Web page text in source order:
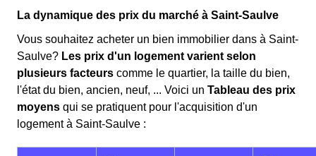
La dynamique des prix du marché à Saint-Saulve
Vous souhaitez acheter un bien immobilier dans à Saint-
Saulve? Les prix d'un logement varient selon
plusieurs facteurs comme le quartier, la taille du bien,
l'état du bien, ancien, neuf, ... Voici un Tableau des prix
moyens qui se pratiquent pour l'acquisition d'un
logement à Saint-Saulve :